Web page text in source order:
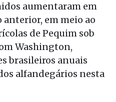
aumentaram em
anterior, em meio ao
de Pequim sob
Washington,
brasileiros anuais
alfandegários nesta